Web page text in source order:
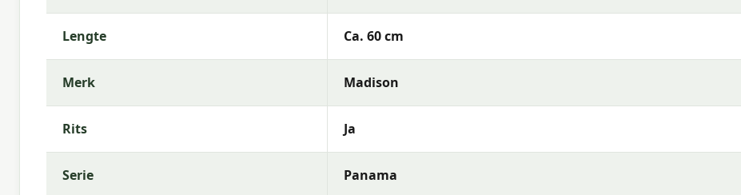
Lengte Ca. 60 cm
Merk Madison
Rits Ja
Serie Panama